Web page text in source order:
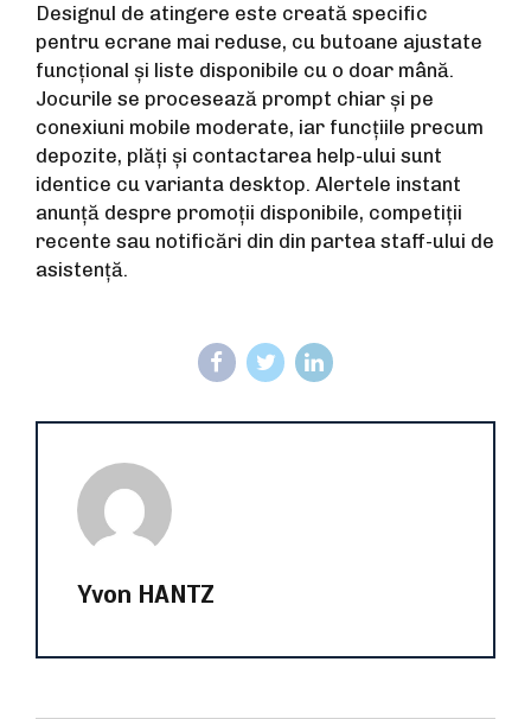
Designul de atingere este creată specific
pentru ecrane mai reduse, cu butoane ajustate
funcțional și liste disponibile cu o doar mână.
Jocurile se procesează prompt chiar și pe
conexiuni mobile moderate, iar funcțiile precum
depozite, plăți și contactarea help-ului sunt
identice cu varianta desktop. Alertele instant
anunță despre promoții disponibile, competiții
recente sau notificări din din partea staff-ului de
asistență.
Yvon HANTZ